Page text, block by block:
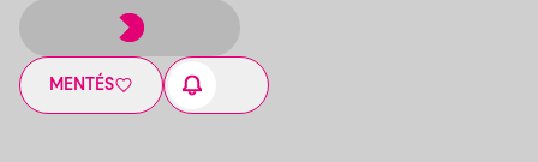
MENTÉS